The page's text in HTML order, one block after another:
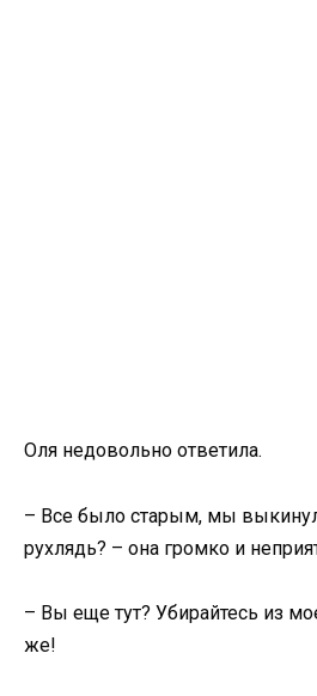
Оля недовольно ответила.
– Все было старым, мы
рухлядь? – она громко и
– Вы еще тут? Убирайтесь из
же!